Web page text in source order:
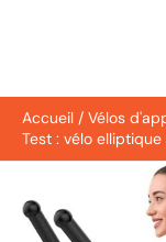
Accueil
Vélos
Test : vélo